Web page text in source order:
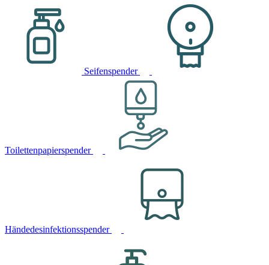
Seifenspender
Toilettenpapierspender
Händedesinfektionsspender